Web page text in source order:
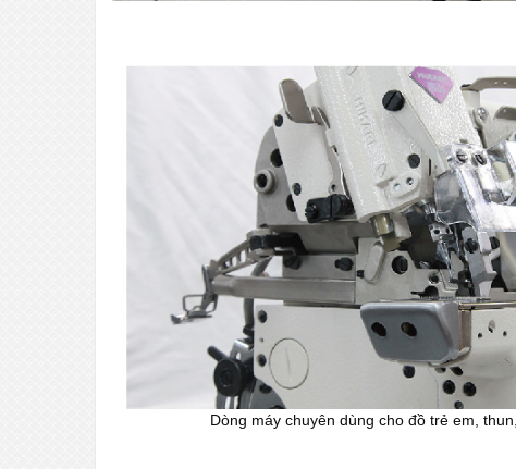
Dòng máy chuyên dùng cho đồ trẻ em,